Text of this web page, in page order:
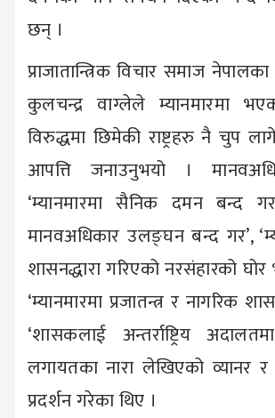
छन् ।
प्राजातान्त्रिक विचार समाज नेपालका
कुलचन्द्र वाग्लेले म्यानमारमा
विरुद्धमा छिमेकी राष्ट्रहरु नै चुप
आपत्ति जनाउनुभयो ।
‘म्यानमारमा सैनिक दमन बन्द
मानवअधिकार उलङ्घन बन्द गर’,
शासनद्धारा गरिएको नरसंहारको घोर
‘म्यानमारमा प्रजातन्त्र र नागरिक
‘शासकलाई अन्तर्राष्ट्रिय
लगायतका नारा लेखिएको व्यानर र
प्रदर्शन गरेका थिए ।